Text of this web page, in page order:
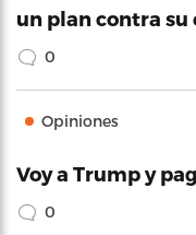
un plan contra su
0
Opiniones
Voy a Trump y
0